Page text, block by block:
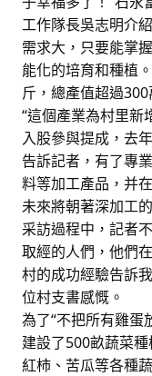
工作隊長吳志明介
需求大，只要能掌
能化的培育和種植
斤，總產值超過300
“這個產業為村里新
入股參與提成，去
告訴記者，有了專
料等加工產品，并
未來將朝著深加工
采訪過程中，記者
取經的人們，他們
村的成功經驗告訴
位村支書感慨。
為了“不把所有雞蛋
建設了500畝蔬菜
紅柿、苦瓜等各種